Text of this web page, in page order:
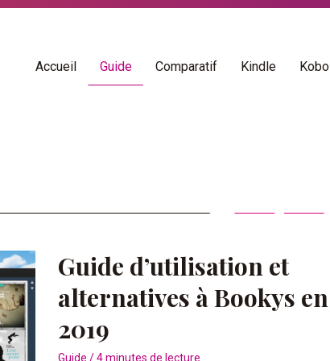
Accueil Guide Comparatif Kindle Kobo
Guide d’utilisation et
alternatives à Bookys en
2019
Guide /4 minutes de lecture